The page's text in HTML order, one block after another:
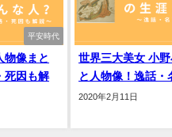
平安時代
物像まと
死因も解
世界三大美女 小
と人物像！逸話・
2020年2月11日